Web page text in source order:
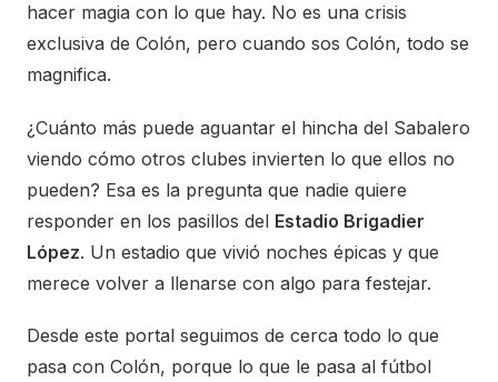
hacer magia con lo que hay. No es una crisis
exclusiva de Colón, pero cuando sos Colón, todo se
magnifica.
¿Cuánto más puede aguantar el hincha del Sabalero
viendo cómo otros clubes invierten lo que ellos no
pueden? Esa es la pregunta que nadie quiere
responder en los pasillos del Estadio Brigadier
López. Un estadio que vivió noches épicas y que
merece volver a llenarse con algo para festejar.
Desde este portal seguimos de cerca todo lo que
pasa con Colón, porque lo que le pasa al fútbol